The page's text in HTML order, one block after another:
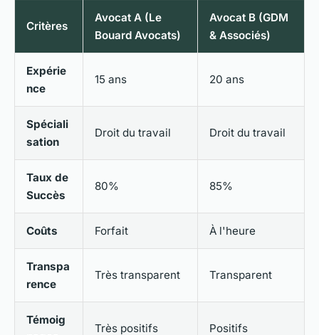
Critères
Avocat A (Le
Bouard Avocats)
Avocat B (GDM
& Associés)
Expérie
nce
15 ans 20 ans
Spéciali
sation
Droit du travail Droit du travail
Taux de
Succès
80% 85%
Coûts Forfait À l'heure
Transpa
rence
Très transparent Transparent
Témoig
Très positifs Positifs